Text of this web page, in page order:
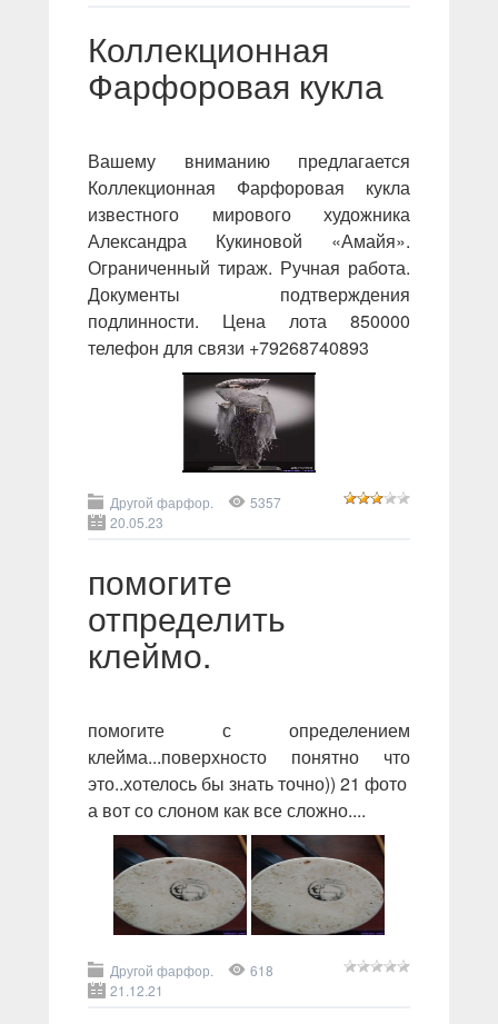
Коллекционная
Фарфоровая кукла
Вашему вниманию предлагается
Коллекционная Фарфоровая кукла
известного мирового художника
Александра Кукиновой «Амайя».
Ограниченный тираж. Ручная работа.
Документы подтверждения
подлинности. Цена лота 850000
телефон для связи +79268740893
Другой фарфор.
5357
20.05.23
помогите
отпределить
клеймо.
помогите с определением
клейма...поверхносто понятно что
это..хотелось бы знать точно)) 21 фото
а вот со слоном как все сложно....
Другой фарфор.
618
21.12.21